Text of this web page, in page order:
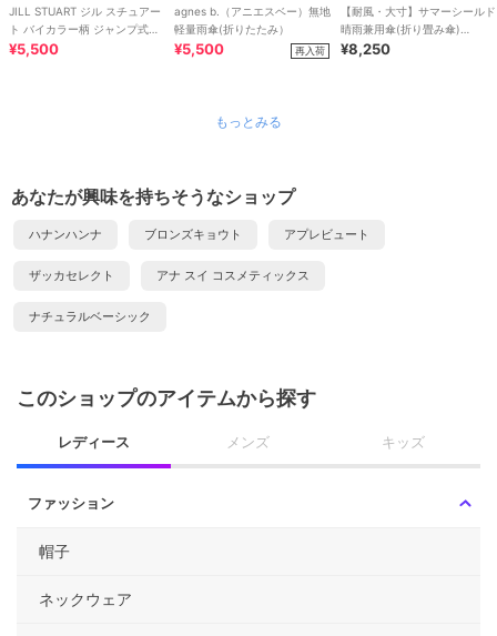
JILL STUART ジル スチュアー
ト バイカラー柄 ジャンプ式耐
風雨傘（長傘）
¥5,500
agnes b.（アニエスベー）無地
軽量雨傘(折りたたみ）
¥5,500 再入荷
【耐風・大寸】サマーシールド
晴雨兼用傘(折り畳み傘)
「kiten.lab」
¥8,250
もっとみる
あなたが興味を持ちそうなショップ
ハナンハンナ ブロンズキョウト アプレビュート
ザッカセレクト アナ スイ コスメティックス
ナチュラルベーシック
このショップのアイテムから探す
レディース メンズ キッズ
ファッション
帽子
ネックウェア